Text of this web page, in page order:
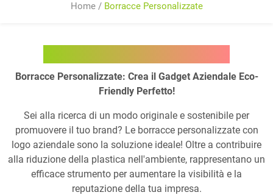
Home/ Borracce Personalizzate
Borracce Personalizzate: Crea il Gadget Aziendale Eco-
Friendly Perfetto!
Sei alla ricerca di un modo originale e sostenibile per
promuovere il tuo brand? Le borracce personalizzate con
logo aziendale sono la soluzione ideale! Oltre a contribuire
alla riduzione della plastica nell'ambiente, rappresentano un
efficace strumento per aumentare la visibilità e la
reputazione della tua impresa.